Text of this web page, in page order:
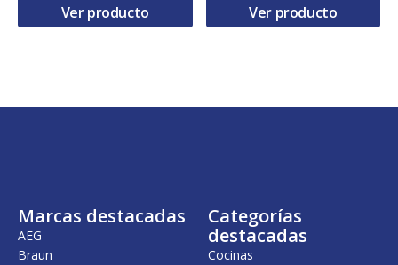
Ver producto
c
g
a
:
2
u
Ver producto
Marcas destacadas
AEG
Braun
Categorías
destacadas
Cocinas